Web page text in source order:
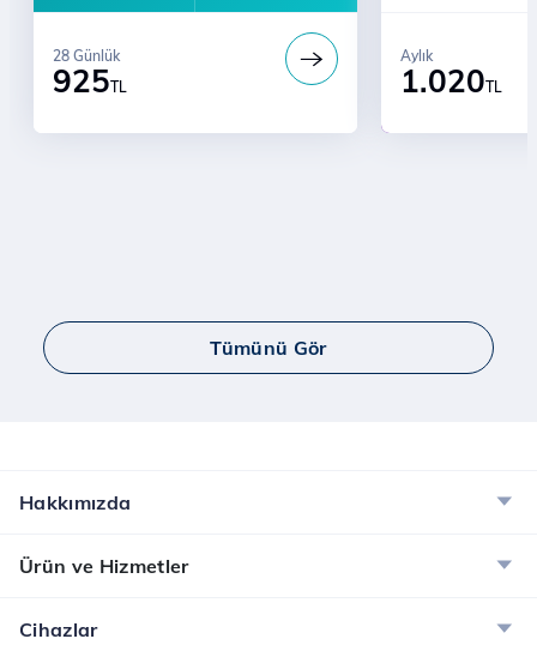
925TL
28 Günlük
1.020TL
Aylık
Tümünü Gör
Hakkımızda
Ürün ve Hizmetler
Cihazlar